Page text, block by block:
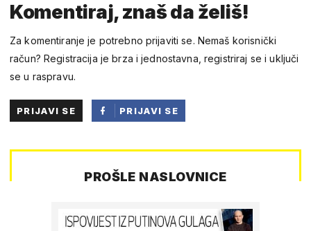
Komentiraj, znaš da želiš!
Za komentiranje je potrebno prijaviti se. Nemaš korisnički
račun? Registracija je brza i jednostavna, registriraj se i uključi
se u raspravu.
PRIJAVI SE
PRIJAVI SE
FACEBOOKA
PROŠLE NASLOVNICE